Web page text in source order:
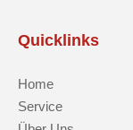
Quicklinks
Home
Service